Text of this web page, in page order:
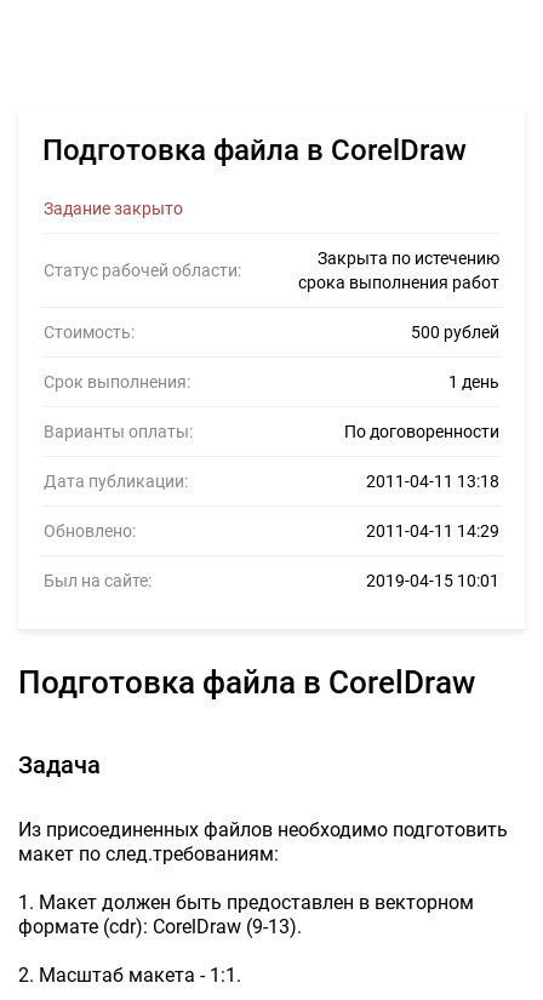
Подготовка файла в CorelDraw
Задание закрыто
Статус рабочей области:
Закрыта по истечению
срока выполнения работ
Стоимость: 500 рублей
Срок выполнения: 1 день
Варианты оплаты: По договоренности
Дата публикации: 2011-04-11 13:18
Обновлено: 2011-04-11 14:29
Был на сайте: 2019-04-15 10:01
Подготовка файла в CorelDraw
Задача
Из присоединенных файлов необходимо подготовить
макет по след.требованиям:
1. Макет должен быть предоставлен в векторном
формате (cdr): CorelDraw (9-13).
2. Масштаб макета - 1:1.